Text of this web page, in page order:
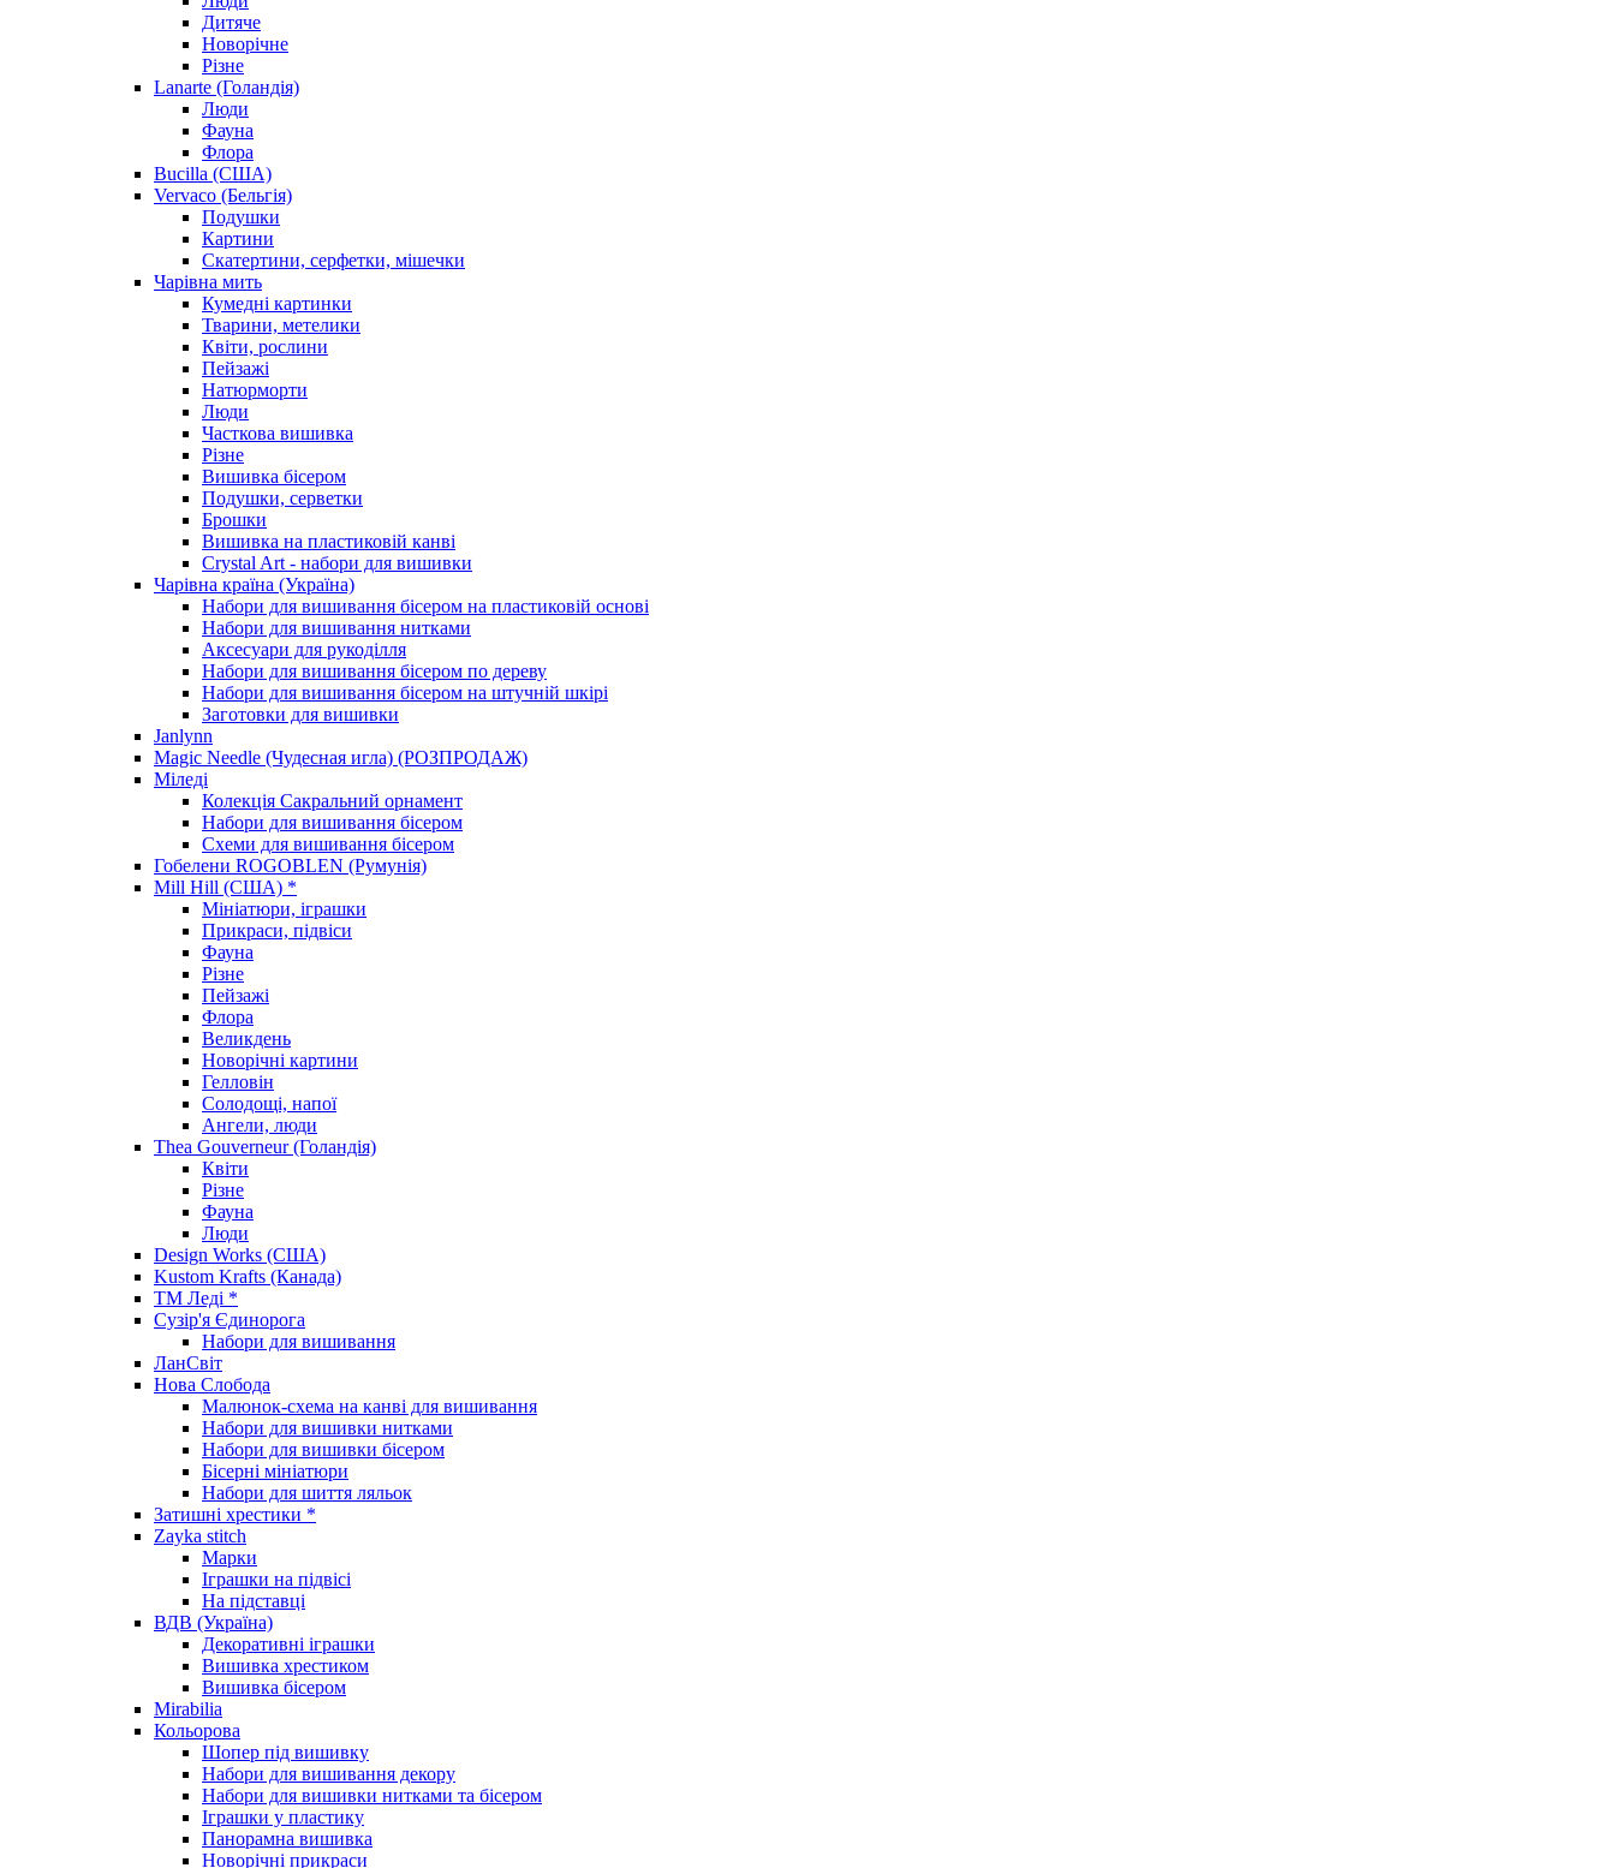
Дитяче
Новорічне
Різне
Lanarte (Голандія)
Люди
Фауна
Флора
Bucilla (США)
Vervaco (Бельгія)
Подушки
Картини
Скатертини, серфетки, мішечки
Чарiвна мить
Кумедні картинки
Тварини, метелики
Квіти, рослини
Пейзажі
Натюрморти
Люди
Часткова вишивка
Різне
Вишивка бісером
Подушки, серветки
Брошки
Вишивка на пластиковій канві
Crystal Art - набори для вишивки
Чарівна країна (Україна)
Набори для вишивання бісером на пластиковій основі
Набори для вишивання нитками
Аксесуари для рукоділля
Набори для вишивання бісером по дереву
Набори для вишивання бісером на штучній шкірі
Заготовки для вишивки
Janlynn
Magic Needle (Чудесная игла) (РОЗПРОДАЖ)
Міледі
Колекція Сакральний орнамент
Набори для вишивання бісером
Схеми для вишивання бісером
Гобелени ROGOBLEN (Румунія)
Mill Hill (США) *
Мініатюри, іграшки
Прикраси, підвіси
Фауна
Різне
Пейзажі
Флора
Великдень
Новорічні картини
Гелловін
Солодощі, напої
Ангели, люди
Thea Gouverneur (Голандія)
Квіти
Різне
Фауна
Люди
Design Works (США)
Kustom Krafts (Канада)
ТМ Леді *
Сузір'я Єдинорога
Набори для вишивання
ЛанСвіт
Нова Слобода
Малюнок-схема на канві для вишивання
Набори для вишивки нитками
Набори для вишивки бісером
Бісерні мініатюри
Набори для шиття ляльок
Затишні хрестики *
Zayka stitch
Марки
Іграшки на підвісі
На підставці
ВДВ (Україна)
Декоративні іграшки
Вишивка хрестиком
Вишивка бісером
Mirabilia
Кольорова
Шопер під вишивку
Набори для вишивання декору
Набори для вишивки нитками та бісером
Іграшки у пластику
Панорамна вишивка
Новорічні прикраси